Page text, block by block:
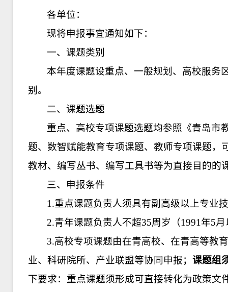
各单位：
现将申报事宜通知如下：
一、课题类别
本年度课题设重点、一般规划、高校服务
别。
二、课题选题
重点、高校专项课题选题均参照《青岛市
题、数智赋能教育专项课题、教师专项课题
教材、编写丛书、编写工具书等为直接目的的
三、申报条件
1.重点课题负责人须具有副高级以上专业
2.青年课题负责人不超35周岁（1991年5
3.高校专项课题由在青高校、在青高等教
业、科研院所、产业联盟等协同申报； 课题组
下要求：重点课题须形成可直接转化为政策